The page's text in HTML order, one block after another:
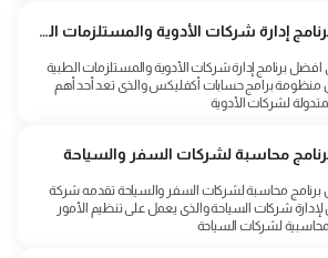
افضل برنامج إدارة شركات الأدوية والمستلزمات الطبية
برنامج إدارة شركات الأدوية والمستلزمات الطبية
منظومة برامج حسابات أكفليكس والذى تعد أحد أهم
لشركات الأدوية
محاسبة لشركات السفر والسياحة
محاسبة لشركات السفر والسياحة تقدمه شركة
شركات السياحة والذى يعمل على تنظيم الأمور
لشركات السياحة